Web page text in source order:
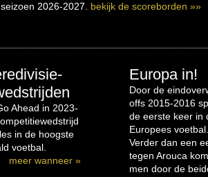
2026-2027. bekijk de scoreborden »»
Ahead in 2023-
in de hoogste
voetbal.
meer wanneer »
Europa in!
Door de
offs 2015-2016
de eerste keer in
Europees voetbal.
Verder dan een
tegen Arouca
men door de